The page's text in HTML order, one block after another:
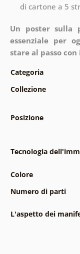
di cartone a 5
Un poster sulla
essenziale per
stare al passo
Categoria
Collezione
Posizione
Tecnologia
Colore
Numero di parti
L'aspetto dei